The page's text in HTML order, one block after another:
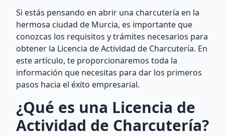
Si estás pensando en abrir una charcutería en la
hermosa ciudad de Murcia, es importante que
conozcas los requisitos y trámites necesarios para
obtener la Licencia de Actividad de Charcutería. En
este artículo, te proporcionaremos toda la
información que necesitas para dar los primeros
pasos hacia el éxito empresarial.
¿Qué es una Licencia de
Actividad de Charcutería?